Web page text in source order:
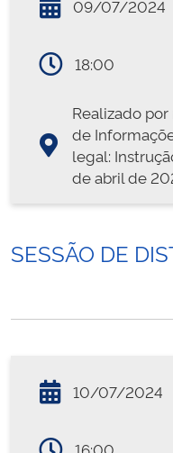
09/07/2024
18:00
Realizado
de
legal:
de abril de
SESSÃO DE
10/07/2024
16:00